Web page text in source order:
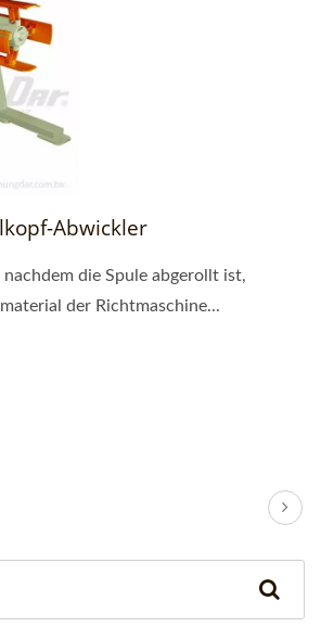
Abwickler
die Spule abgerollt ist,
der Richtmaschine...